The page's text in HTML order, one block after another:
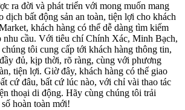
ra đời và phát triển với mong muốn mang
dịch bất động sản an toàn, tiện lợi cho khách
khách hàng có thể dễ dàng tìm kiếm
nhu cầu. Với tiêu chí Chính Xác, Minh Bạch,
tôi cung cấp tới khách hàng thông tin,
đủ, kịp thời, rõ ràng, cùng với phương
tiện lợi. Giờ đây, khách hàng có thể giao
cứ đâu, bất cứ lúc nào, với chỉ vài thao tác
thoại di động. Hãy cùng chúng tôi trải
hoàn toàn mới!